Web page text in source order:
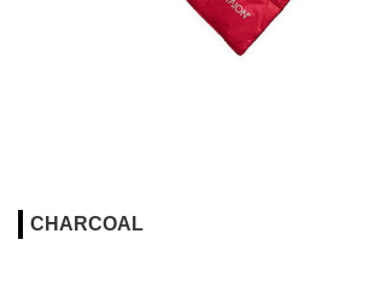
CHARCOAL